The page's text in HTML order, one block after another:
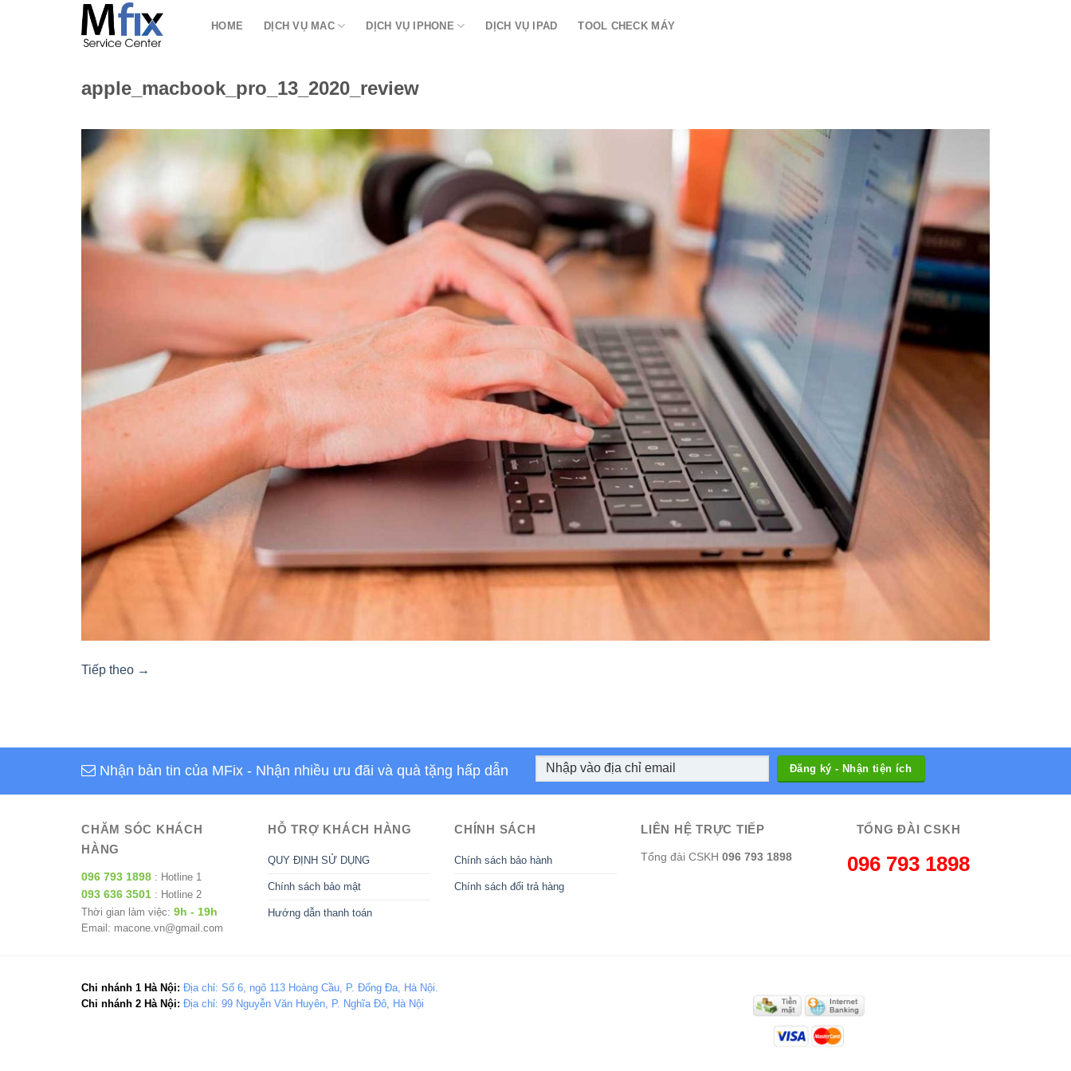
HOME DỊCH VỤ MAC DỊCH VỤ IPHONE DỊCH VỤ IPAD TOOL CHECK MÁY
apple_macbook_pro_13_2020_review
Tiếp theo →
Nhận bản tin của MFix - Nhận nhiều ưu đãi và quà tặng hấp dẫn
CHĂM SÓC KHÁCH
HÀNG
096 793 1898 : Hotline 1
093 636 3501 : Hotline 2
Thời gian làm việc: 9h - 19h
Email: macone.vn@gmail.com
HỖ TRỢ KHÁCH HÀNG
QUY ĐỊNH SỬ DỤNG
Chính sách bảo mật
Hướng dẫn thanh toán
CHÍNH SÁCH
Chính sách bảo hành
Chính sách đổi trả hàng
LIÊN HỆ TRỰC TIẾP
Tổng đài CSKH 096 793 1898
TỔNG ĐÀI CSKH
096 793 1898
Chi nhánh 1 Hà Nội: Địa chỉ: Số 6, ngõ 113 Hoàng Cầu, P. Đống Đa, Hà Nội.
Chi nhánh 2 Hà Nội: Địa chỉ: 99 Nguyễn Văn Huyên, P. Nghĩa Đô, Hà Nội